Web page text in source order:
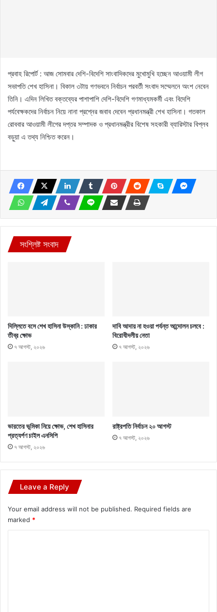
প্রবাহ রিপোর্ট : আজ সোমবার দেশি-বিদেশি সাংবাদিকদের মুখোমুখি হচ্ছেন আওয়ামী লীগ
সভাপতি শেখ হাসিনা। বিকাল ৩টায় গণভবনে নির্বাচন পরবর্তী সংবাদ সম্মেলনে অংশ নেবেন
তিনি। এদিন লিখিত বক্তব্যের পাশাপাশি দেশি-বিদেশি গণমাধ্যমকর্মী এবং বিদেশি
পর্যবেক্ষকদের নির্বাচন নিয়ে নানা প্রশ্নের জবাব দেবেন প্রধানমন্ত্রী শেখ হাসিনা। গতকাল
রোববার আওয়ামী লীগের দপ্তর সম্পাদক ও প্রধানমন্ত্রীর বিশেষ সহকারী ব্যারিস্টার বিপ্লব
বড়ুয়া এ তথ্য নিশ্চিত করেন।
সংশ্লিষ্ট সংবাদ
দিল্লিতে বসে শেখ হাসিনা উস্কানি : ঢাকার
তীব্র ক্ষোভ
৭ আগস্ট, ২০২৬
দাবি আদায় না হওয়া পর্যন্ত আন্দোলন চলবে :
বিরোধীদলীয় নেতা
৭ আগস্ট, ২০২৬
ভারতের ভূমিকা নিয়ে ক্ষোভ, শেখ হাসিনার
প্রত্যর্পণ চাইল এনসিপি
৭ আগস্ট, ২০২৬
রাষ্ট্রপতি নির্বাচন ২০ আগস্ট
৭ আগস্ট, ২০২৬
Leave a Reply
Your email address will not be published. Required fields are
marked *